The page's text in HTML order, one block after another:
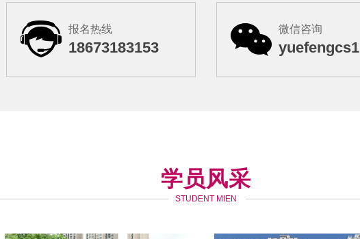
报名热线
18673183153
微信咨询
yuefengcs1
学员风采
STUDENT MIEN